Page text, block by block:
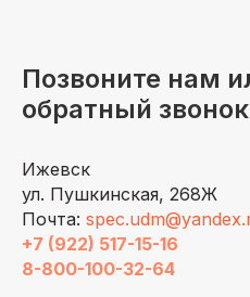
Позвоните нам
обратный звонок
Ижевск
ул. Пушкинская, 268Ж
Почта:
+7 (922) 517-15-16
8-800-100-32-64